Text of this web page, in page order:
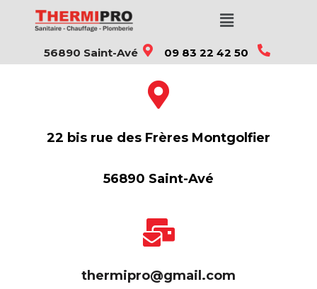
56890 Saint-Avé 09 83 22 42 50
22 bis rue des Frères Montgolfier
56890 Saint-Avé
thermipro@gmail.com